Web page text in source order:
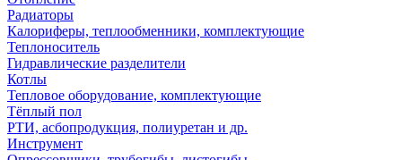
Радиаторы
Калориферы, теплообменники, комплектующие
Теплоноситель
Гидравлические разделители
Котлы
Тепловое оборудование, комплектующие
Тёплый пол
РТИ, асбопродукция, полиуретан и др.
Инструмент